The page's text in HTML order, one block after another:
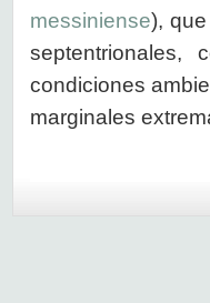
messiniense),
condiciones
marginales